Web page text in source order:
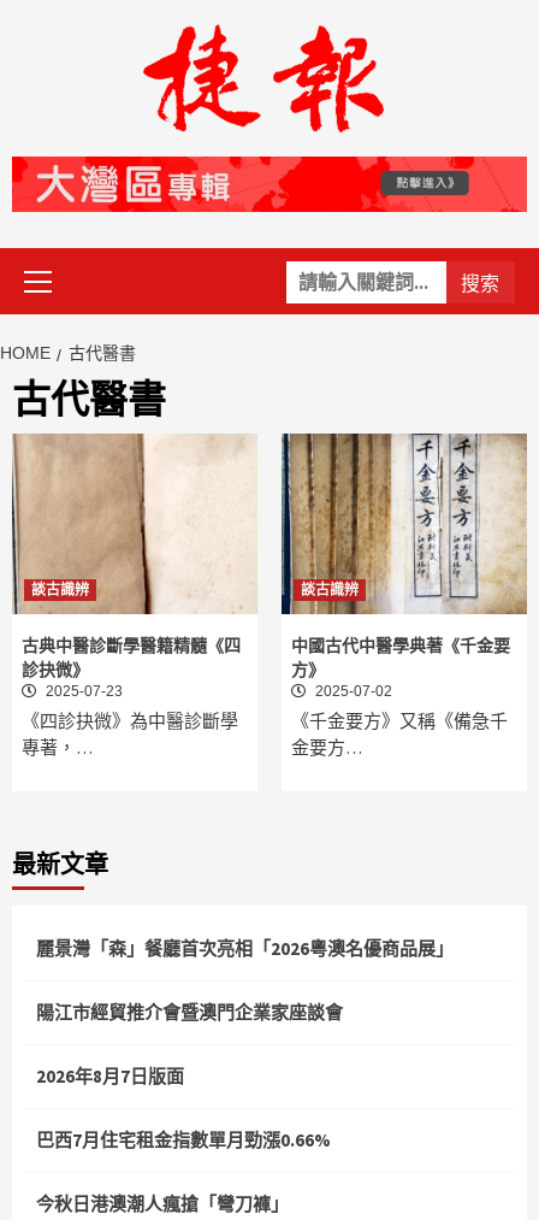
關
鍵
Primary
Menu
HOME 古代醫書
古代醫書
談古識辨
古典中醫診斷學醫籍精髓《四
診抉微》
2025-07-23
《四診抉微》為中醫診斷學
專著，…
談古識辨
中國古代中醫學典著《千金要
方》
2025-07-02
《千金要方》又稱《備急千
金要方…
最新文章
麗景灣「森」餐廳首次亮相「2026粵澳名優商品展」
陽江市經貿推介會暨澳門企業家座談會
2026年8月7日版面
巴西7月住宅租金指數單月勁漲0.66%
今秋日港澳潮人瘋搶「彎刀褲」